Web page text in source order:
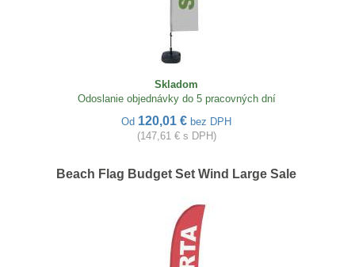
Skladom
Odoslanie objednávky do 5 pracovných dní
Od 120,01 € bez DPH
(147,61 € s DPH)
Beach Flag Budget Set Wind Large Sale